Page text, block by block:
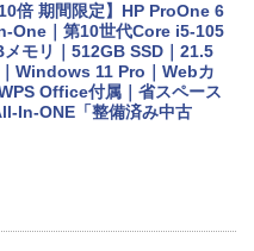
11世代 i5 1135G7 メモリ16G
Win11
付き インテルCeleron 第1
10倍 期間限定】HP ProOne 6
One｜第10世代Core i5-105
モリ｜512GB SSD｜21.5
Windows 11 Pro｜Webカ
Office付属｜省スペース
In-ONE「整備済み中古